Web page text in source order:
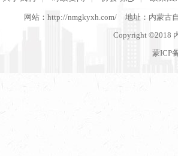
网站：http://nmgkyxh.com/
地址：内蒙古
Copyright ©2018
蒙ICP